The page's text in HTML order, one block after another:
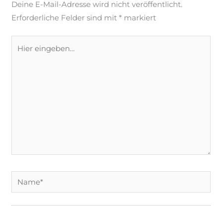
Deine E-Mail-Adresse wird nicht veröffentlicht.
Erforderliche Felder sind mit* markiert
eingeben…
Name*